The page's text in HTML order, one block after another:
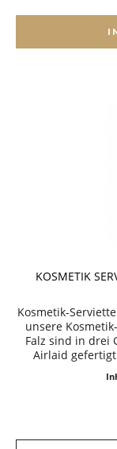
KOSMETIK
Kosmetik-
unsere
Falz sind in drei
Airlaid